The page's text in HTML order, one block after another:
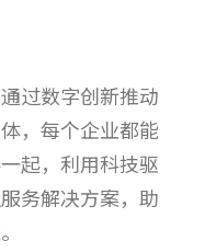
过数字创新推动
，每个企业都能
起，利用科技驱
务解决方案，助